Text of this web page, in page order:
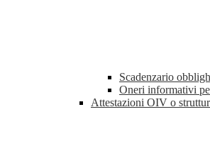
Scadenzario
Oneri informativi
Attestazioni OIV o